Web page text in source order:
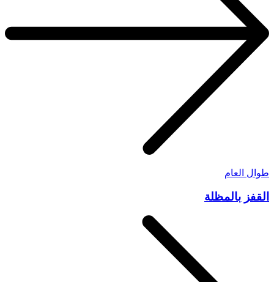
طوال العام
القفز بالمظلة